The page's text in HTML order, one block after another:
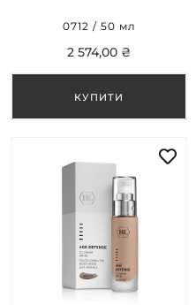
SPF 15 PERFECT GLAM
MOISTURIZER 50 МЛ
0712 / 50 мл
2 574,00 ₴